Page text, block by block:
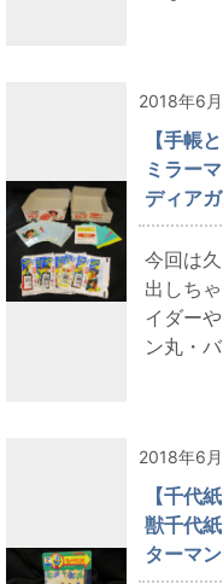
2018年6
【手帳
ミラー
ディア
今回は
出しち
イダー
ン丸・
2018年6
【千代
獣千代
ターマ